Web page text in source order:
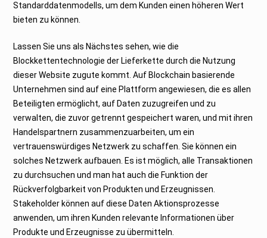
Standarddatenmodells, um dem Kunden einen höheren Wert
bieten zu können.
Lassen Sie uns als Nächstes sehen, wie die
Blockkettentechnologie der Lieferkette durch die Nutzung
dieser Website zugute kommt. Auf Blockchain basierende
Unternehmen sind auf eine Plattform angewiesen, die es allen
Beteiligten ermöglicht, auf Daten zuzugreifen und zu
verwalten, die zuvor getrennt gespeichert waren, und mit ihren
Handelspartnern zusammenzuarbeiten, um ein
vertrauenswürdiges Netzwerk zu schaffen. Sie können ein
solches Netzwerk aufbauen. Es ist möglich, alle Transaktionen
zu durchsuchen und man hat auch die Funktion der
Rückverfolgbarkeit von Produkten und Erzeugnissen.
Stakeholder können auf diese Daten Aktionsprozesse
anwenden, um ihren Kunden relevante Informationen über
Produkte und Erzeugnisse zu übermitteln.